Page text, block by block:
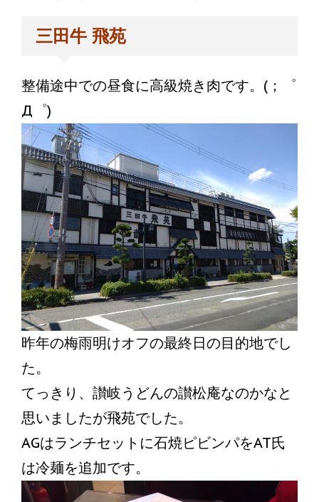
三田牛 飛苑
整備途中での昼食に高級焼き肉です。(；゜
Д゜)
昨年の梅雨明けオフの最終日の目的地でし
た。
てっきり、讃岐うどんの讃松庵なのかなと
思いましたが飛苑でした。
AGはランチセットに石焼ピビンパをAT氏
は冷麺を追加です。